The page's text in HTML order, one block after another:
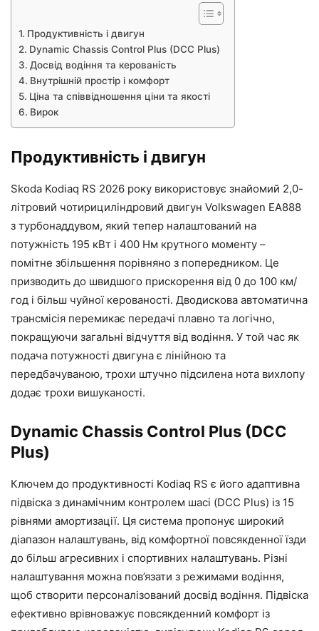
Продуктивність і двигун
Dynamic Chassis Control Plus (DCC Plus)
Досвід водіння та керованість
Внутрішній простір і комфорт
Ціна та співвідношення ціни та якості
Вирок
Продуктивність і двигун
Skoda Kodiaq RS 2026 року використовує знайомий 2,0-
літровий чотирициліндровий двигун Volkswagen EA888
з турбонаддувом, який тепер налаштований на
потужність 195 кВт і 400 Нм крутного моменту –
помітне збільшення порівняно з попередником. Це
призводить до швидшого прискорення від 0 до 100 км/
год і більш чуйної керованості. Дводискова автоматична
трансмісія перемикає передачі плавно та логічно,
покращуючи загальні відчуття від водіння. У той час як
подача потужності двигуна є лінійною та
передбачуваною, трохи штучно підсилена нота вихлопу
додає трохи вишуканості.
Dynamic Chassis Control Plus (DCC
Plus)
Ключем до продуктивності Kodiaq RS є його адаптивна
підвіска з динамічним контролем шасі (DCC Plus) із 15
рівнями амортизації. Ця система пропонує широкий
діапазон налаштувань, від комфортної повсякденної їзди
до більш агресивних і спортивних налаштувань. Різні
налаштування можна пов’язати з режимами водіння,
щоб створити персоналізований досвід водіння. Підвіска
ефективно врівноважує повсякденний комфорт із